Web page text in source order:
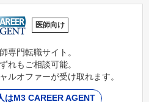
医師向け
専門転職サイト。
れもご相談可能。
ルオファーが受け取れます。
はM3 CAREER AGENT